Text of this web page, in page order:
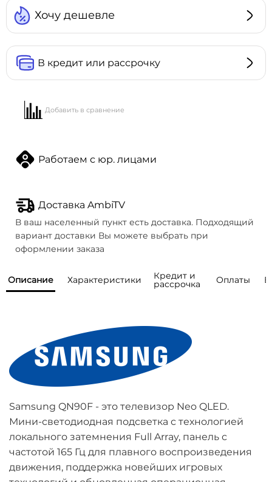
Хочу дешевле
В кредит или рассрочку
Добавить в сравнение
Работаем с юр. лицами
Доставка AmbiTV
В ваш населенный пункт есть доставка. Подходящий
вариант доставки Вы можете выбрать при
оформлении заказа
Описание Характеристики Кредит и
рассрочка Оплаты
Samsung QN90F - это телевизор Neo QLED.
Мини-светодиодная подсветка с технологией
локального затемнения Full Array, панель с
частотой 165 Гц для плавного воспроизведения
движения, поддержка новейших игровых
Общая информация
Бренд
Samsung
Серия
QN90F
Тип матрицы
Neo QLED
Страна
производства
Словакия/Венгрия
Мы предоставляем возможность
покупки товаров
в кредит или рассрочку от
банков-партнеров
Кредит
Оплатить товар наличными можно курьеру,
при получении.
Данный вид оплаты доступен только для
Санкт-Петербурга, Ленинградской области,
Москвы, Московской области.
Как правильно выбрать телевизор? Не
понимаю, какая диагональ и технология мне
подойдёт. Моделей слишком много.
Есть ли шоурум, где можно посмотреть
Говорят, что OLED выгорают. Это правда?
Есть ли гарантия?